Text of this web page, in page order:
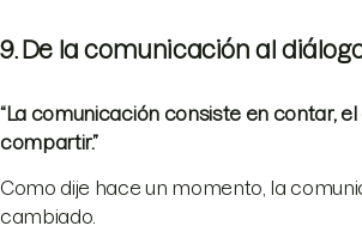
9. De la comunicación al
“La comunicación consiste en contar,
compartir.”
Como dije hace un momento, la
cambiado.